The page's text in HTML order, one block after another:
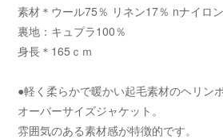
素材＊ウール75％ リネン17％ nナイロ
裏地：キュプラ100％
身長＊165ｃｍ
●軽く柔らかで暖かい起毛素材のヘリン
オーバーサイズジャケット。
雰囲気のある素材感が特徴的です。